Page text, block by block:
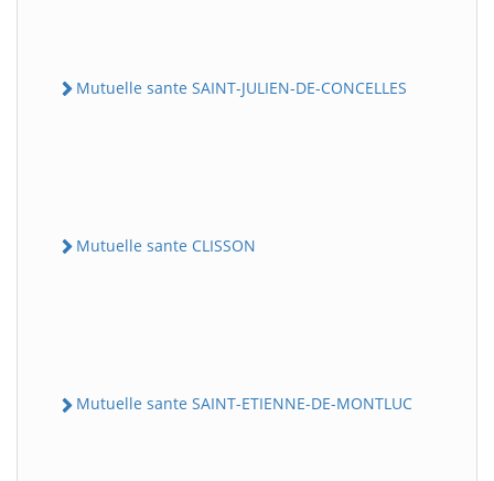
Mutuelle sante SAINT-JULIEN-DE-CONCELLES
Mutuelle sante CLISSON
Mutuelle sante SAINT-ETIENNE-DE-MONTLUC